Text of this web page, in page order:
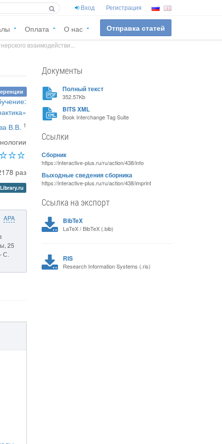
Вход Регистрация
Оплата О нас Отправка статей
взаимодействи...
В.В. 1
раз
APA
25
С.
Документы
Полный текст
352.57Kb
BITS XML
Book Interchange Tag Suite
Ссылки
Сборник
https://interactive-plus.ru/ru/action/438/info
Выходные сведения сборника
https://interactive-plus.ru/ru/action/438/imprint
Ссылка на экспорт
BibTeX
LaTeX / BibTeX (.bib)
RIS
Research Information Systems (.ris)